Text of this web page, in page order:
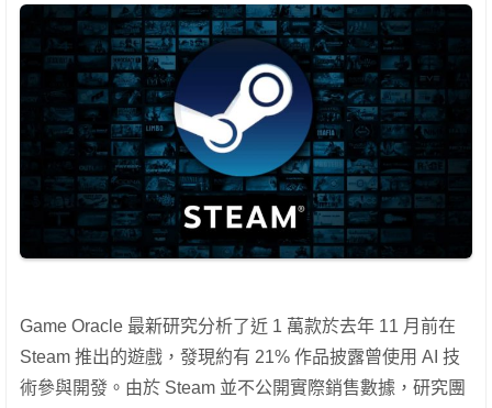
Game Oracle 最新研究分析了近 1 萬款於去年 11 月前在
Steam 推出的遊戲，發現約有 21% 作品披露曾使用 AI 技
術參與開發。由於 Steam 並不公開實際銷售數據，研究團